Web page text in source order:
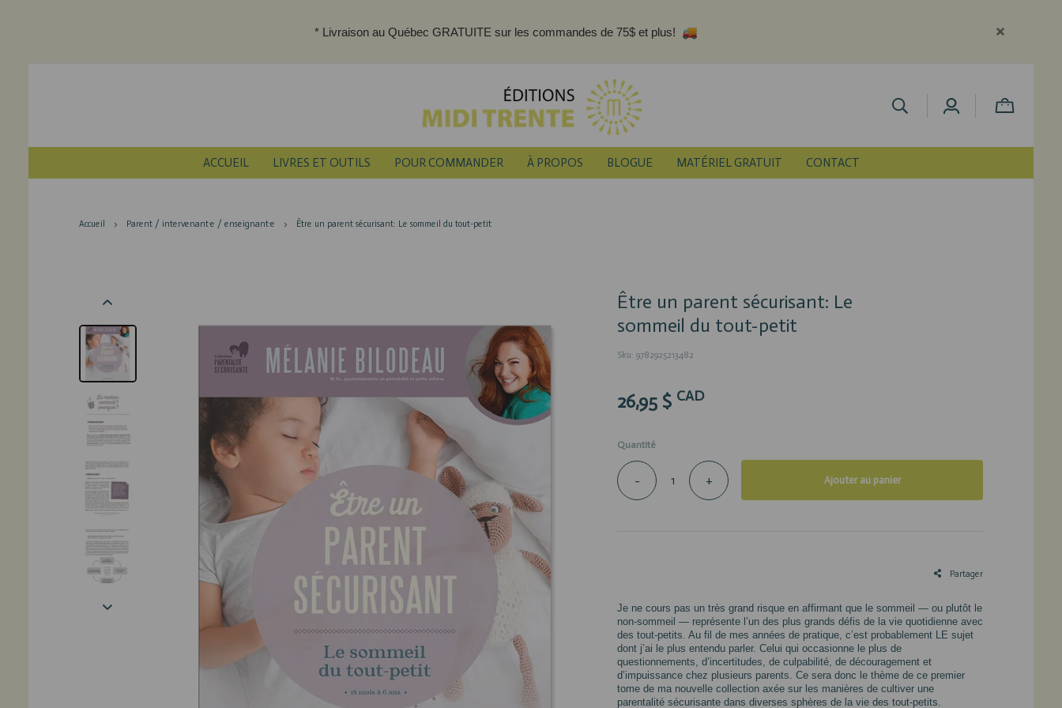
* Livraison au Québec GRATUITE sur les commandes de 75$ et plus!
ACCUEIL LIVRES ET OUTILS POUR COMMANDER À PROPOS BLOGUE MATÉRIEL GRATUIT CONTACT
Accueil Parent / intervenant·e / enseignant·e Être un parent sécurisant: Le sommeil du tout-petit
Être un parent sécurisant: Le
sommeil du tout-petit
Sku: 9782925213482
26,95 $ CAD
Quantité
- + Ajouter au panier
Partager
Je ne cours pas un très grand risque en affirmant que le sommeil — ou plutôt le
non-sommeil — représente l’un des plus grands défis de la vie quotidienne avec
des tout-petits. Au fil de mes années de pratique, c’est probablement LE sujet
dont j’ai le plus entendu parler. Celui qui occasionne le plus de
questionnements, d’incertitudes, de culpabilité, de découragement et
d’impuissance chez plusieurs parents. Ce sera donc le thème de ce premier
tome de ma nouvelle collection axée sur les manières de cultiver une
parentalité sécurisante dans diverses sphères de la vie des tout-petits.